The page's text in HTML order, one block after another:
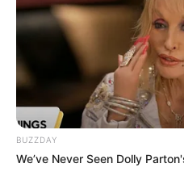
EMAIL
BUZZDAY
We’ve Never Seen Dolly